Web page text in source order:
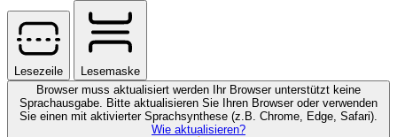
Lesezeile
Lesemaske
Browser muss aktualisiert werden
Ihr Browser unterstützt keine
Sprachausgabe. Bitte aktualisieren Sie Ihren Browser oder verwenden
Sie einen mit aktivierter Sprachsynthese (z.B. Chrome, Edge, Safari).
Wie aktualisieren?